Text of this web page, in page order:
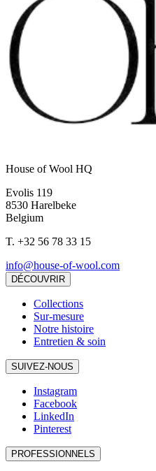
House of Wool HQ
Evolis 119
8530 Harelbeke
Belgium
T. +32 56 78 33 15
info@house-of-wool.com
DÉCOUVRIR
Collections
Sur-mesure
Notre histoire
Entretien & soin
SUIVEZ-NOUS
Instagram
Facebook
LinkedIn
Pinterest
PROFESSIONNELS